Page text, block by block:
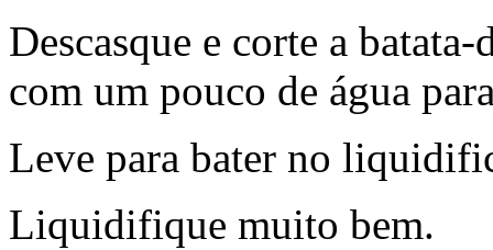
Descasque e corte a
com um pouco de água
Leve para bater no
Liquidifique muito bem.